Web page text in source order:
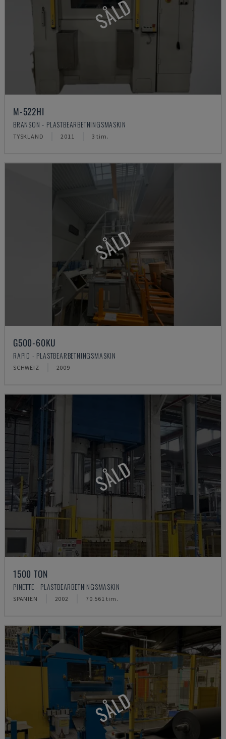
SÅLD
M-522HI
BRANSON - PLASTBEARBETNINGSMASKIN
TYSKLAND 2011 3 tim.
SÅLD
G500-60KU
RAPID - PLASTBEARBETNINGSMASKIN
SCHWEIZ 2009
SÅLD
1500 TON
PINETTE - PLASTBEARBETNINGSMASKIN
SPANIEN 2002 70.561 tim.
SÅLD